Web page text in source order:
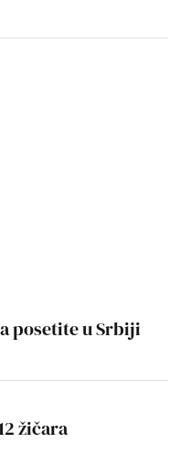
posetite u Srbiji
žičara